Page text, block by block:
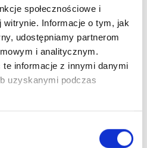
społecznościowe i
Informacje o tym, jak
udostępniamy partnerom
i analitycznym.
te informacje z innymi danymi
uzyskanymi podczas